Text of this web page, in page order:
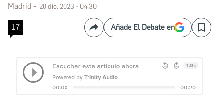
Madrid 20 dic. 2023 - 04:30
17 CompartirAñade El Debate en Save